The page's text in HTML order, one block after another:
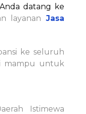
datang ke
layanan Jasa
ke seluruh
mampu untuk
Istimewa